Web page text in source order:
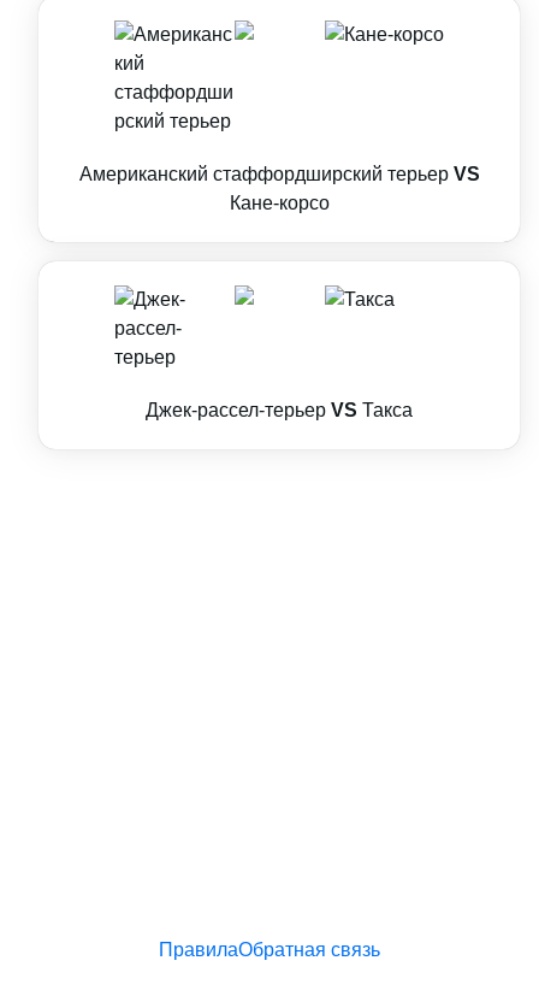
Американский стаффордширский терьер VS
Кане-корсо
Джек-рассел-терьер VS Такса
ПравилаОбратная связь